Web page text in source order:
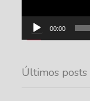
00:00
Últimos posts